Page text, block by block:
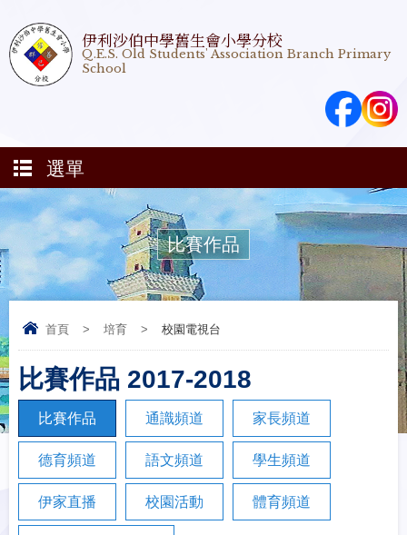
伊利沙伯中學舊生會小學分校
Q.E.S. Old Students' Association Branch Primary
School
選單
比賽作品
首頁 > 培育 > 校園電視台
比賽作品 2017-2018
比賽作品 通識頻道 家長頻道
德育頻道 語文頻道 學生頻道
伊家直播 校園活動 體育頻道